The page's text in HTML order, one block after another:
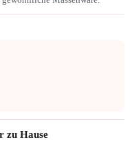
zu Hause